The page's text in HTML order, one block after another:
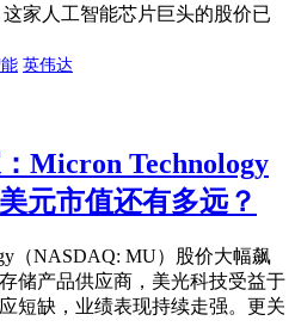
家人工智能芯片巨头的股价已
英伟达
Micron Technology
元市值还有多远？
（NASDAQ: MU）股价大幅飙
储产品供应商，美光科技受益于
短缺，业绩表现持续走强。更关